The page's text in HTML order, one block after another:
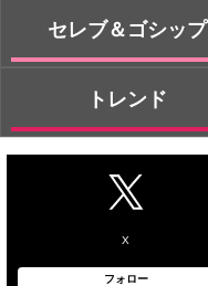
セレブ＆ゴシップ
トレンド
X
フォロー